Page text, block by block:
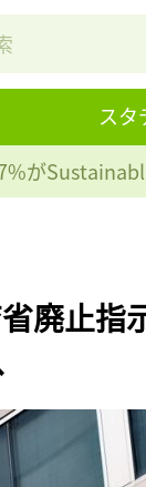
スタ
が
廃止指